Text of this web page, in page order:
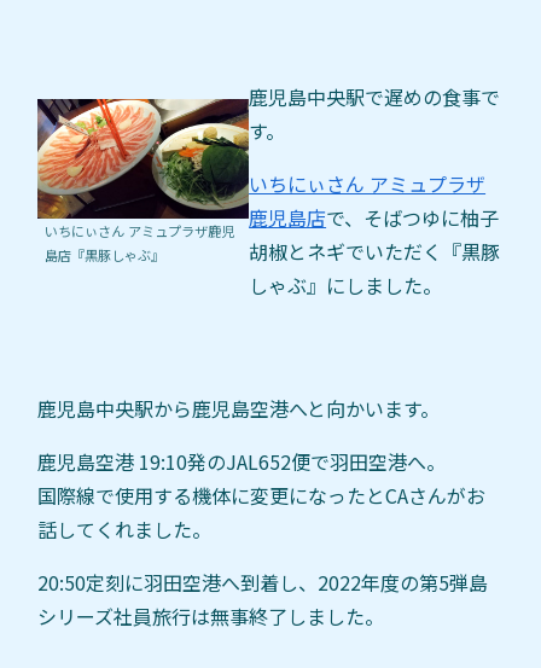
いちにぃさん アミュプラザ鹿児
島店『黒豚しゃぶ』
鹿児島中央駅で遅めの食事で
す。
いちにぃさん アミュプラザ
鹿児島店で、そばつゆに柚子
胡椒とネギでいただく『黒豚
しゃぶ』にしました。
鹿児島中央駅から鹿児島空港へと向かいます。
鹿児島空港 19:10発のJAL652便で羽田空港へ。
国際線で使用する機体に変更になったとCAさんがお
話してくれました。
20:50定刻に羽田空港へ到着し、2022年度の第5弾島
シリーズ社員旅行は無事終了しました。